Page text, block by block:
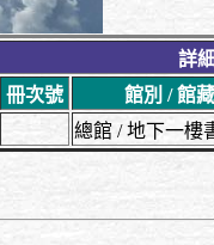
詳
冊次號
館別 / 館
總館 / 地下一